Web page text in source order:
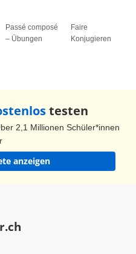
Passé composé
– Übungen
Faire
Konjugieren
testen
2,1 Millionen Schüler*innen
anzeigen